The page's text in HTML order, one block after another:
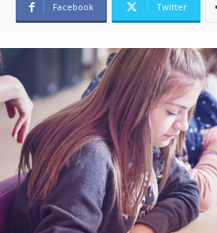
Facebook Twitter